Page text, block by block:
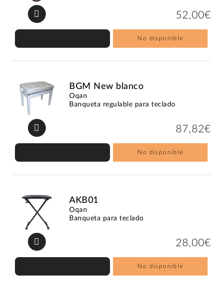
52,00€
No disponible
BGM New blanco
Oqan
Banqueta regulable para teclado
87,82€
No disponible
AKB01
Oqan
Banqueta para teclado
28,00€
No disponible